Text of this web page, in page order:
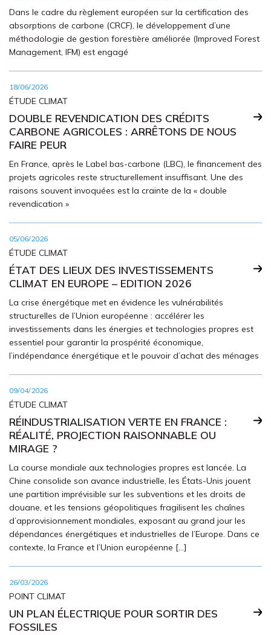
Dans le cadre du règlement européen sur la certification des
absorptions de carbone (CRCF), le développement d’une
méthodologie de gestion forestière améliorée (Improved Forest
Management, IFM) est engagé
18/06/2026
ÉTUDE CLIMAT
DOUBLE REVENDICATION DES CRÉDITS
CARBONE AGRICOLES : ARRÊTONS DE NOUS
FAIRE PEUR
En France, après le Label bas-carbone (LBC), le finance­ment des
projets agricoles reste structu­rellement insuffisant. Une des
raisons souvent invoquées est la crainte de la « double
revendication »
05/06/2026
ÉTUDE CLIMAT
ÉTAT DES LIEUX DES INVESTISSEMENTS
CLIMAT EN EUROPE – EDITION 2026
La crise énergétique met en évidence les vulnérabilités
structurelles de l’Union européenne : accélérer les
investissements dans les énergies et technologies propres est
essentiel pour garantir la prospérité économique,
l’indépendance énergétique et le pouvoir d’achat des ménages
09/04/2026
ÉTUDE CLIMAT
RÉINDUSTRIALISATION VERTE EN FRANCE :
RÉALITÉ, PROJECTION RAISONNABLE OU
MIRAGE ?
La course mondiale aux technologies propres est lancée. La
Chine consolide son avance industrielle, les États-Unis jouent
une partition imprévisible sur les subventions et les droits de
douane, et les tensions géopolitiques fragilisent les chaînes
d’approvisionnement mondiales, exposant au grand jour les
dépendances énergétiques et industrielles de l’Europe. Dans ce
contexte, la France et l’Union européenne […]
26/03/2026
POINT CLIMAT
UN PLAN ÉLECTRIQUE POUR SORTIR DES
FOSSILES